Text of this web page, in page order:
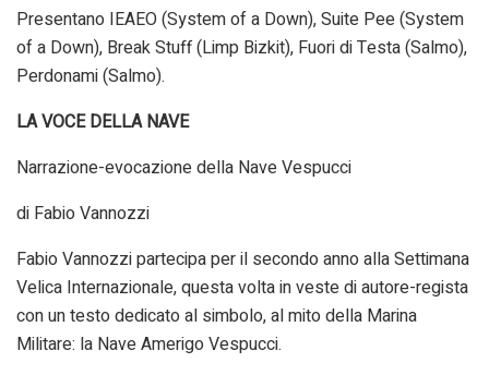
Presentano IEAEO (System of a Down), Suite Pee (System
of a Down), Break Stuff (Limp Bizkit), Fuori di Testa (Salmo),
Perdonami (Salmo).
LA VOCE DELLA NAVE
Narrazione-evocazione della Nave Vespucci
di Fabio Vannozzi
Fabio Vannozzi partecipa per il secondo anno alla Settimana
Velica Internazionale, questa volta in veste di autore-regista
con un testo dedicato al simbolo, al mito della Marina
Militare: la Nave Amerigo Vespucci.